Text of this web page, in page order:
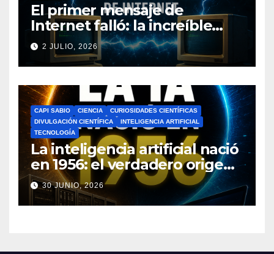
El primer mensaje de
Internet falló: la increíble
historia de ARPANET que
cambió el mundo
2 JULIO, 2026
CAPI SABIO CIENCIA
CURIOSIDADES CIENTÍFICAS
DIVULGACIÓN CIENTÍFICA
INTELIGENCIA ARTIFICIAL
TECNOLOGÍA
La inteligencia artificial nació
en 1956: el verdadero origen
de la IA que cambió el
mundo
30 JUNIO, 2026